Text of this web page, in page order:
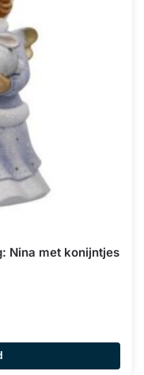
Nina met konijntjes